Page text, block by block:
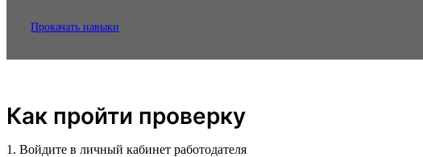
Прокачать навыки
Как пройти проверку
1. Войдите в личный кабинет работодателя